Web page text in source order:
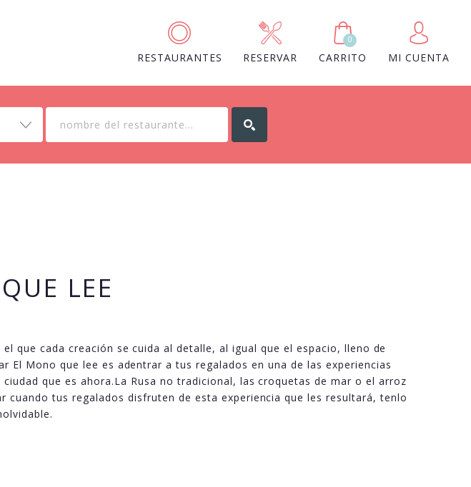
RESTAURANTES RESERVAR
0
CARRITO MI CUENTA
LEE
que cada creación se cuida al detalle, al igual que el espacio, lleno de
Mono que lee es adentrar a tus regalados en una de las experiencias
que es ahora.La Rusa no tradicional, las croquetas de mar o el arroz
tus regalados disfruten de esta experiencia que les resultará, tenlo